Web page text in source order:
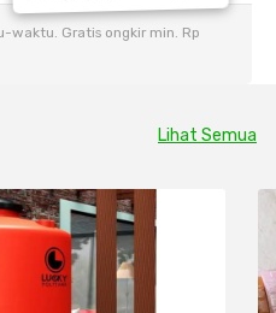
waktu. Gratis ongkir min. Rp
Lihat Semua